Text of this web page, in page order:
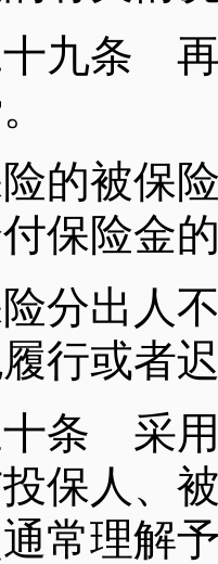
条 再保
被保险
保险金
出人不
行或者
采用保
保人、
常理解